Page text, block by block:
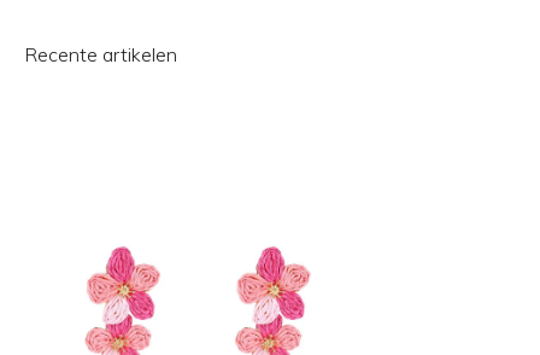
Recente artikelen